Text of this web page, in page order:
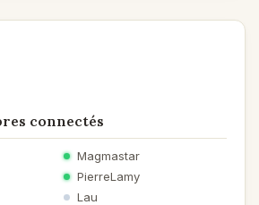
connectés
Magmastar
PierreLamy
Lau